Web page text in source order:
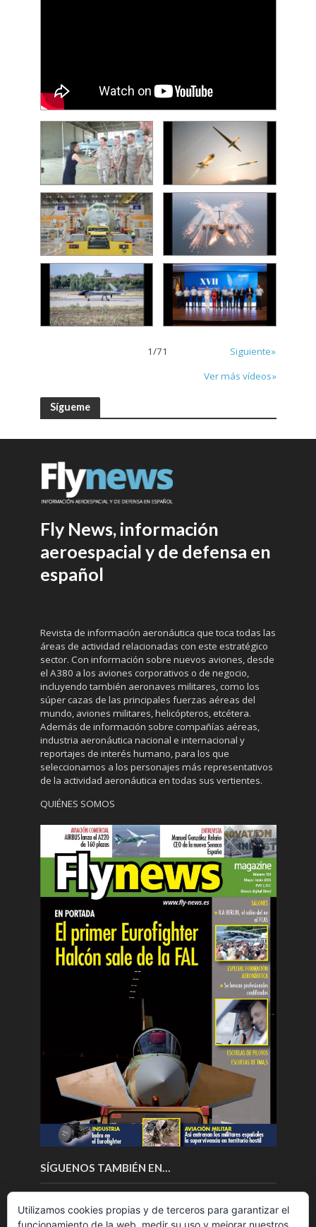
1/71
Siguiente»
Ver más vídeos»
Sígueme
Fly News, información
aeroespacial y de defensa en
español
Revista de información aeronáutica que toca todas las
áreas de actividad relacionadas con este estratégico
sector. Con información sobre nuevos aviones, desde
el A380 a los aviones corporativos o de negocio,
incluyendo también aeronaves militares, como los
súper cazas de las principales fuerzas aéreas del
mundo, aviones militares, helicópteros, etcétera.
Además de información sobre compañías aéreas,
industria aeronáutica nacional e internacional y
reportajes de interés humano, para los que
seleccionamos a los personajes más representativos
de la actividad aeronáutica en todas sus vertientes.
QUIÉNES SOMOS
SÍGUENOS TAMBIÉN EN…
Utilizamos cookies propias y de terceros para garantizar el
funcionamiento de la web, medir su uso y mejorar nuestros